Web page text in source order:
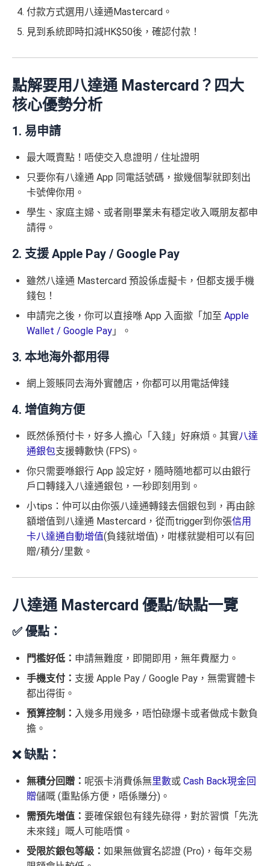
付款方式選用八達通Mastercard。
見到系統即時扣減HK$50後，確認付款！
點解要用八達通 Mastercard？四大
核心優勢分析
1. 易申請
最大嘅賣點！唔使交入息證明 / 住址證明
只要你有八達通 App 同電話號碼，撳幾個掣就即刻出
卡號俾你用。
學生、家庭主婦、或者剛畢業未有穩定收入嘅朋友都申
請得。
2. 支援 Apple Pay / Google Pay
雖然八達通 Mastercard 預設係虛擬卡，但都支援手機
錢包！
申請完之後，你可以直接喺 App 入面撳「加至 Apple
Wallet / Google Pay 」。
3. 本地海外都用得
網上簽賬同去海外實體店，你都可以用電話俾錢
4. 增值夠方便
既然係預付卡，好多人擔心「入錢」好麻煩。其實八達
通銀包支援轉數快 (FPS)。
你只需要喺銀行 App 設定好，隨時隨地都可以由銀行
戶口轉錢入八達通銀包，一秒即刻用到。
小tips：仲可以由你張八達通轉錢去個銀包到，再由餘
額增值到八達通 Mastercard，從而trigger到你張信用
卡八達通自動增值(負錢就增值)，咁樣就變相可以有回
贈/積分/里數。
八達通 Mastercard 優點/缺點一覽
✅ 優點：
門檻好低： 申請無難度，即開即用，無年費壓力。
手機支付： 支援 Apple Pay / Google Pay，無需實體卡
都出得街。
預算控制： 入幾多用幾多，唔怕碌爆卡或者做成卡數負
擔。
❌ 缺點：
無積分回贈： 呢張卡消費係無里數或 Cash Back現金回
贈儲嘅 (重點係方便，唔係賺分)。
需預先增值： 要確保銀包有錢先碌得，對於習慣「先洗
未來錢」嘅人可能唔慣。
受限於銀包等級： 如果無做實名認證 (Pro)，每年交易